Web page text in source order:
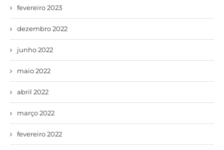
fevereiro 2023
dezembro 2022
junho 2022
maio 2022
abril 2022
março 2022
fevereiro 2022